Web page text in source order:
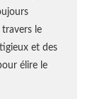
le
et des
élire le